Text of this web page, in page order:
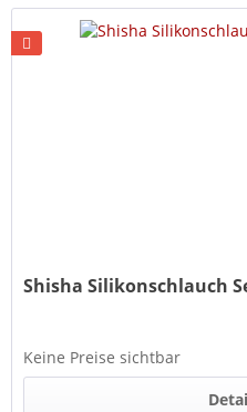
Shisha Silikonschlauch
Keine Preise sichtbar